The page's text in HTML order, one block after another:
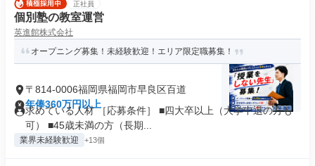
正社員
個別塾の教室運営
英進館株式会社
オープニング募集！未経験歓迎！エリア限定職募集！
〒814-0006福岡県福岡市早良区百道
年俸360万円以上
求めている人材 ［応募条件］ ■四大卒以上（大学中退の方も
可） ■45歳未満の方（長期...
業界未経験歓迎 +13個